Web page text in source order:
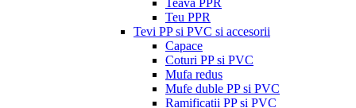
Teava PPR
Teu PPR
Tevi PP si PVC si accesorii
Capace
Coturi PP si PVC
Mufa redus
Mufe duble PP si PVC
Ramificatii PP si PVC